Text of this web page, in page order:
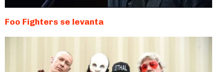
Foo Fighters se levanta